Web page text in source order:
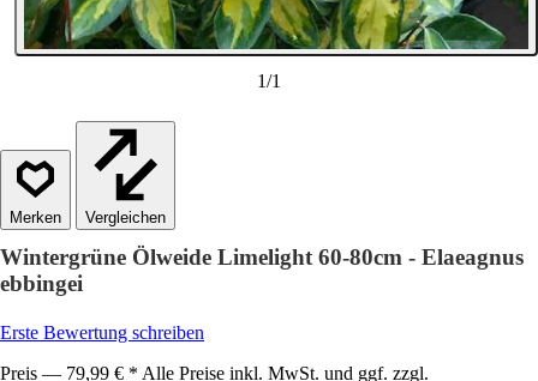
1/1
Vergleichen
Wintergrüne Ölweide Limelight 60-80cm - Elaeagnus
ebbingei
Erste Bewertung schreiben
Preis — 79,99 € * Alle Preise inkl. MwSt. und ggf. zzgl.